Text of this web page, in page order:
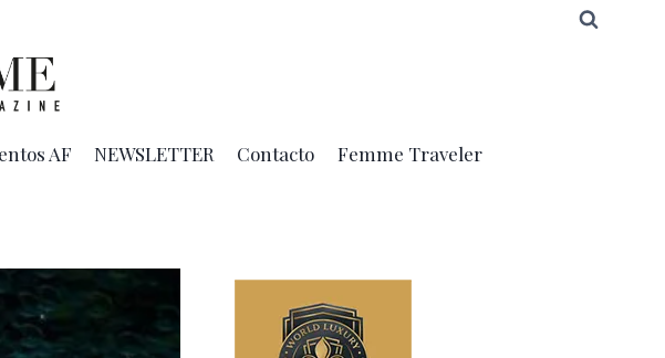
AF NEWSLETTER Contacto Femme Traveler